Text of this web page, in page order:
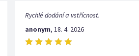
Rychlé dodání a vstřícnost.
anonym, 18. 4. 2026